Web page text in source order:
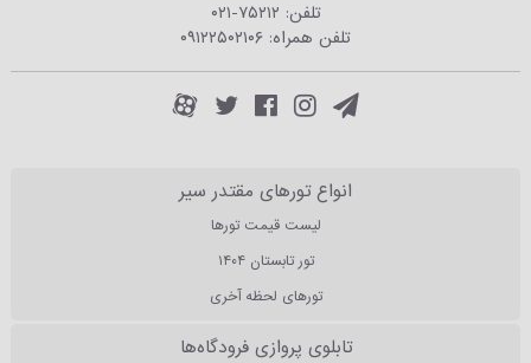
تلفن: ۰۲۱-۷۵۲۱۲
تلفن همراه: ۰۹۱۲۲۵۰۲۱۰۶
انواع تورهای مقتدر سیر
لیست قیمت تورها
تور تابستان ۱۴۰۴
تورهای لحظه آخری
تابلوی پروازی فرودگاه‌ها